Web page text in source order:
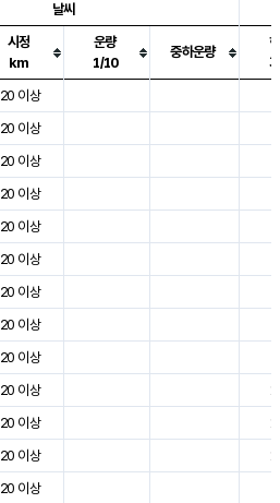
, 기온, 강수, 바람, 기압등을 안내한 표입
날씨
시정
km
운량
1/10
중하운량
20 이상
20 이상
20 이상
20 이상
20 이상
20 이상
20 이상
20 이상
20 이상
20 이상
20 이상
20 이상
20 이상